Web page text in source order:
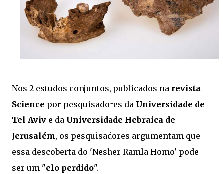
Nos 2 estudos conjuntos, publicados na revista
Science por pesquisadores da Universidade de
Tel Aviv e da Universidade Hebraica de
Jerusalém, os pesquisadores argumentam que
essa descoberta do 'Nesher Ramla Homo' pode
ser um "elo perdido".